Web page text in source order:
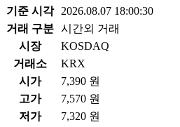
기준 시각
2026.08.07 18:00:30
거래 구분 시간외 거래
시장
KOSDAQ
거래소
KRX
시가
7,390 원
고가
7,570 원
저가
7,320 원